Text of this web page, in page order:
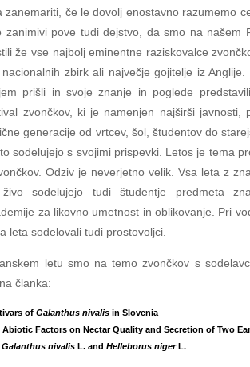
zanemariti, če le dovolj enostavno razumemo
zanimivi pove tudi dejstvo, da smo na našem
že vse najbolj eminentne raziskovalce
zbirk ali največje gojitelje iz
prišli in svoje znanje in poglede
zvončkov, ki je namenjen najširši javnosti,
generacije od vrtcev, šol, študentov do
sodelujejo s svojimi prispevki. Letos je tema
Odziv je neverjetno velik. Vsa leta z
sodelujejo tudi študentje predmeta
za likovno umetnost in oblikovanje. Pri
leta sodelovali tudi prostovoljci.
letu smo na temo zvončkov s
članka:
of Galanthus nivalis in Slovenia
Abiotic Factors on Nectar Quality and Secretion of Two
Galanthus nivalis L. and Helleborus nigerL.